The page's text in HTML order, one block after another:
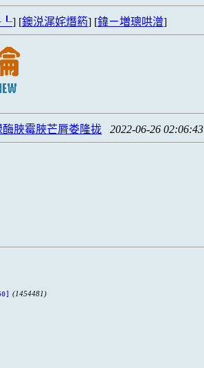
] [鐭涚浘姹熸箹] [鍏ㄧ増璁哄潧]
脥霉脥芒脣娄隆拢 2022-06-26 02:06:43
(1454481)